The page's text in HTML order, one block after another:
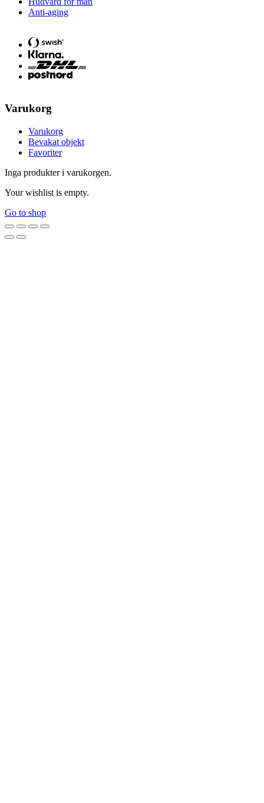
Anti-aging
Varukorg
Varukorg
Bevakat objekt
Favoriter
Inga produkter i varukorgen.
Your wishlist is empty.
Go to shop